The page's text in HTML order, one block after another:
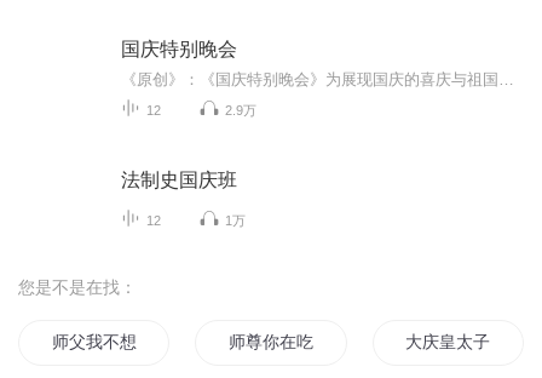
国庆特别晚会
12 2.9万
法制史国庆班
12 1万
您是不是在找：
师父我不想吃软饭了 师尊你在吃软饭 大庆皇太子